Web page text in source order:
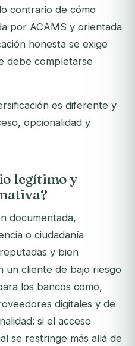
contrario de cómo
por ACAMS y orientada
honesta se exige
debe completarse
es diferente y
opcionalidad y
legítimo y
documentada,
o ciudadanía
y bien
un cliente de bajo riesgo
los bancos como,
digitales y de
si el acceso
se restringe más allá de